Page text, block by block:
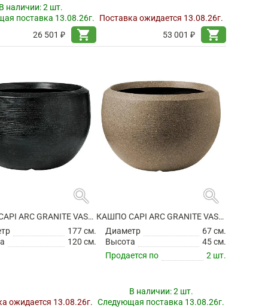
наличии:2 шт.
поставка 13.08.26г.
26 501 ₽
shopping_cart
Поставка ожидается 13.08.26г.
53 001 ₽
shopping_cart
search
КАШПО CAPI ARC GRANITE VASE BALL BLACK
177 см.
120 см.
ожидается 13.08.26г.
search
КАШПО CAPI ARC GRANITE VASE BALL WARM TAUPE
Диаметр
67 см.
Высота
45 см.
Продается по
2 шт.
В наличии:2 шт.
Следующая поставка 13.08.26г.